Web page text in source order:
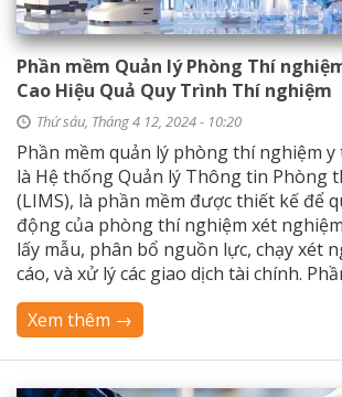
Phần mềm Quản lý Phòng Thí
Cao Hiệu Quả Quy Trình Thí nghiệm
Thứ sáu, Tháng 4 12, 2024 - 10:20
Phần mềm quản lý phòng thí nghiệm y
là Hệ thống Quản lý Thông tin Phòng
(LIMS), là phần mềm được thiết kế để
động của phòng thí nghiệm xét
lấy mẫu, phân bổ nguồn lực, chạy xét
cáo, và xử lý các giao dịch tài chính.
Xem thêm →